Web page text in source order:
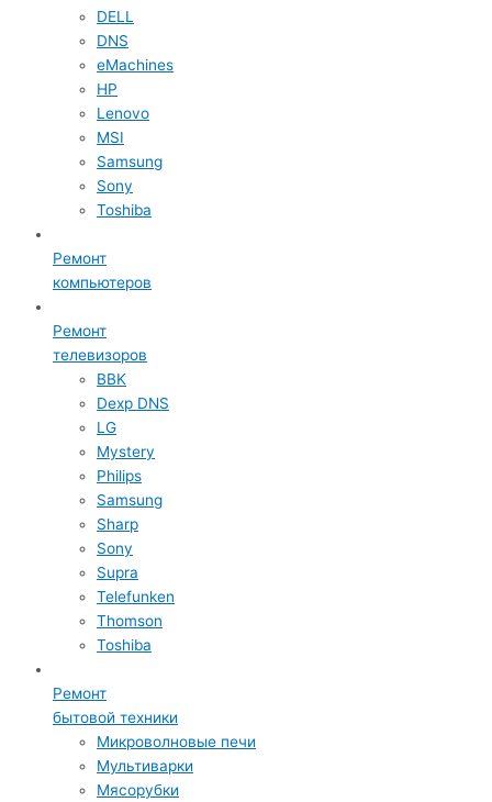
DELL
DNS
eMachines
HP
Lenovo
MSI
Samsung
Sony
Toshiba
Ремонт
компьютеров
Ремонт
телевизоров
BBK
Dexp DNS
LG
Mystery
Philips
Samsung
Sharp
Sony
Supra
Telefunken
Thomson
Toshiba
Ремонт
бытовой техники
Микроволновые печи
Мультиварки
Мясорубки